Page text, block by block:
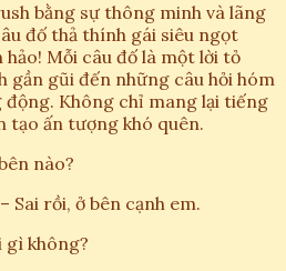
bằng sự thông minh và lãng
đố thả thính gái siêu ngọt
Mỗi câu đố là một lời tỏ
gần gũi đến những câu hỏi hóm
Không chỉ mang lại tiếng
tạo ấn tượng khó quên.
nào?
Sai rồi, ở bên cạnh em.
gì không?